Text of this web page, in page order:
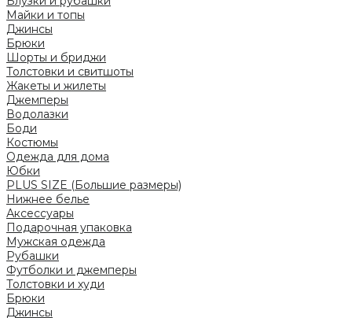
Майки и топы
Джинсы
Брюки
Шорты и бриджи
Толстовки и свитшоты
Жакеты и жилеты
Джемперы
Водолазки
Боди
Костюмы
Одежда для дома
Юбки
PLUS SIZE (Большие размеры)
Нижнее белье
Аксессуары
Подарочная упаковка
Мужская одежда
Рубашки
Футболки и джемперы
Толстовки и худи
Брюки
Джинсы